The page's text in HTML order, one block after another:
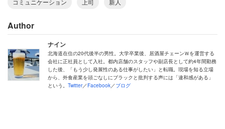
コミュニケーション 上司 新人
Author
ナイン
北海道在住の20代後半の男性。大学卒業後、居酒屋チェーンＷを運営する
会社に正社員として入社。都内店舗のスタッフや副店長として約4年間勤務
した後、「もう少し発展性のある仕事がしたい」と転職。現場を知る立場
から、外食産業を頭ごなしにブラックと批判する声には「違和感がある」
という。 Twitter／Facebook／ブログ